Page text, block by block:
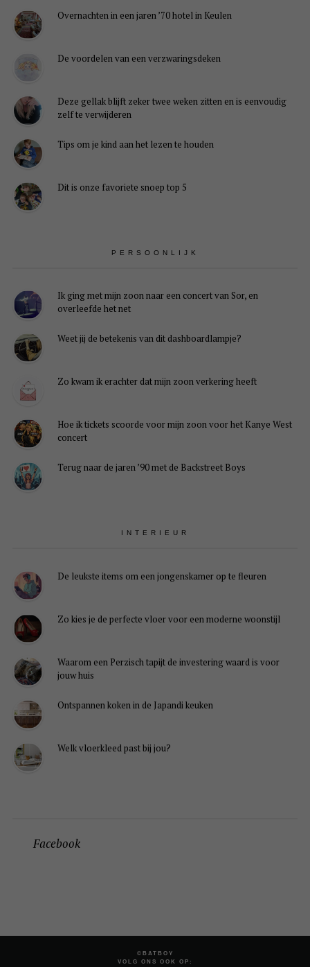
Overnachten in een jaren ’70 hotel in Keulen
De voordelen van een verzwaringsdeken
Deze gellak blijft zeker twee weken zitten en is eenvoudig
zelf te verwijderen
Tips om je kind aan het lezen te houden
Dit is onze favoriete snoep top 5
PERSOONLIJK
Ik ging met mijn zoon naar een concert van Sor, en
overleefde het net
Weet jij de betekenis van dit dashboardlampje?
Zo kwam ik erachter dat mijn zoon verkering heeft
Hoe ik tickets scoorde voor mijn zoon voor het Kanye West
concert
Terug naar de jaren ’90 met de Backstreet Boys
INTERIEUR
De leukste items om een jongenskamer op te fleuren
Zo kies je de perfecte vloer voor een moderne woonstijl
Waarom een Perzisch tapijt de investering waard is voor
jouw huis
Ontspannen koken in de Japandi keuken
Welk vloerkleed past bij jou?
Facebook
©BATBOY
VOLG ONS OOK OP: